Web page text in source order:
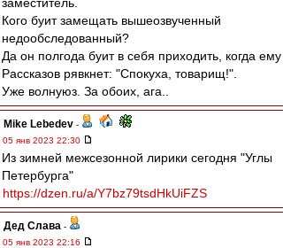
Кого буит замещать вышеозвученный
недообследованный?
Да он полгода буит в себя приходить, когда ему
Рассказов рявкнет: "Спокуха, товарищ!".
Уже волнуюз. За обоих, ага..
Mike Lebedev -
05 янв 2023 22:30
Из зимней межсезонной лирики сегодня "Углы
Петербурга"
https://dzen.ru/a/Y7bz79tsdHkUiFZS
Дед Слава -
05 янв 2023 22:16